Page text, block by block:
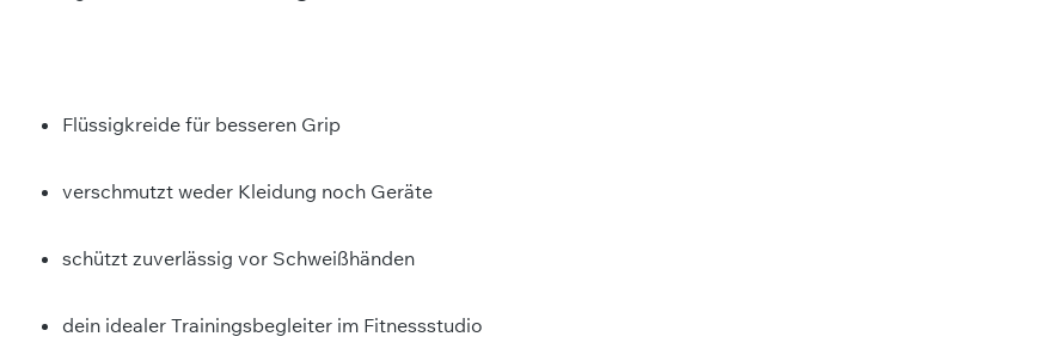
Flüssigkreide für besseren Grip
verschmutzt weder Kleidung noch Geräte
schützt zuverlässig vor Schweißhänden
dein idealer Trainingsbegleiter im Fitnessstudio